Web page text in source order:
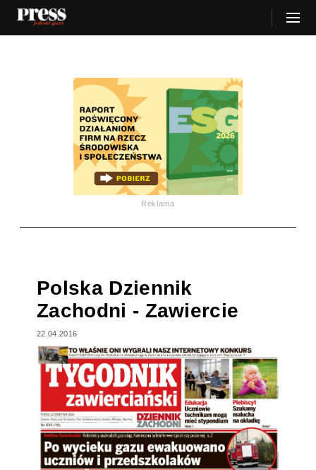
Reklama
Polska Dziennik
Zachodni - Zawiercie
22.04.2016